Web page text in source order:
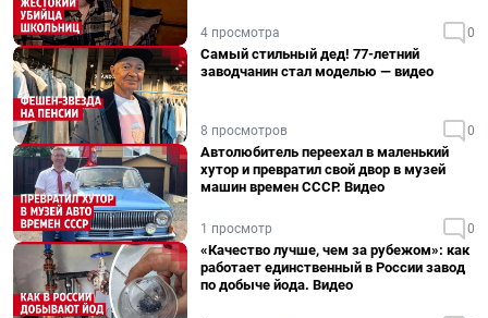
4 просмотра 0
Самый стильный дед! 77-летний
заводчанин стал моделью — видео
8 просмотров 0
Автолюбитель переехал в маленький
хутор и превратил свой двор в музей
машин времен СССР. Видео
1 просмотр 0
«Качество лучше, чем за рубежом»: как
работает единственный в России завод
по добыче йода. Видео